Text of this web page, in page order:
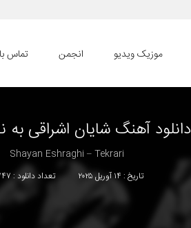
موزیک ویدیو انجمن تماس
دانلود آهنگ شایان اشراقیبه
Shayan Eshraghi – Tekrari
تاریخ : ۱۴ آوریل ۲۰۲۵ تعداد دانلود : ۲,۷۴۷